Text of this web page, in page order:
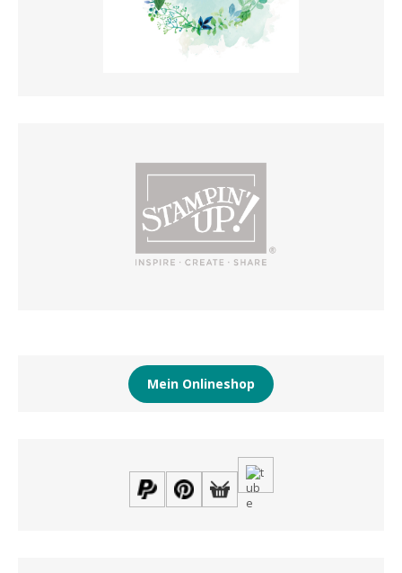
Mein Onlineshop